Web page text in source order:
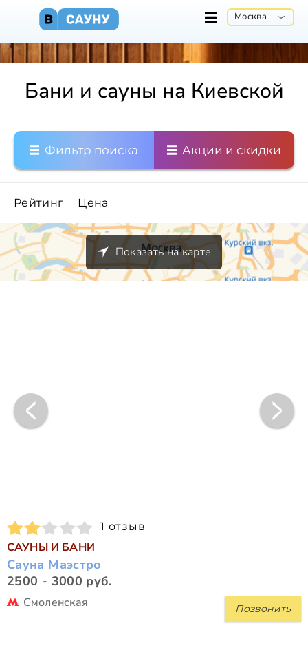
Москва
Бани и сауны на Киевской
Фильтр поиска Акции и скидки
Рейтинг Цена
Показать на карте
1 отзыв
САУНЫ И БАНИ
Сауна Маэстро
2500 - 3000 руб.
Позвонить
Смоленская